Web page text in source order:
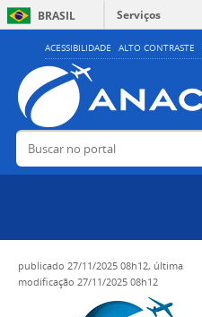
ACESSIBILIDADE ALTO CONTRASTE
BRASIL
Serviços
Buscar no portal
publicado 27/11/2025 08h12, última
modificação 27/11/2025 08h12